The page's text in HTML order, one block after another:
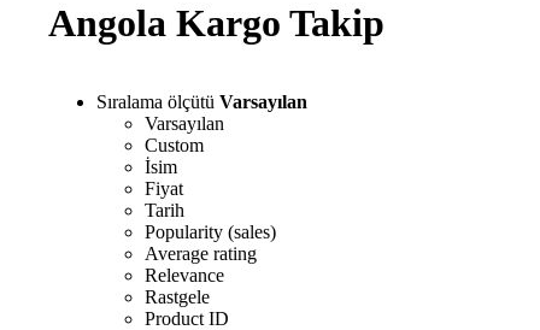
Angola Kargo Takip
Sıralama ölçütüVarsayılan
Varsayılan
Custom
İsim
Fiyat
Tarih
Popularity (sales)
Average rating
Relevance
Rastgele
Product ID